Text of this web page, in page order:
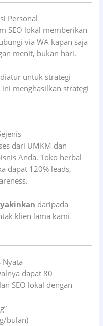
Personal
SEO lokal memberikan
via WA kapan saja
menit, bukan hari.
untuk strategi
menghasilkan strategi
dari UMKM dan
Anda. Toko herbal
dapat 120% leads,
daripada
klien lama kami
Nyata
dapat 80
SEO lokal dengan
bulan)